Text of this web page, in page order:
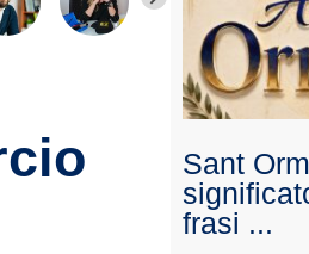
Sant
frasi ...